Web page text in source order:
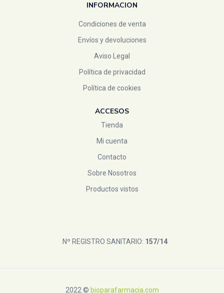
INFORMACION
Condiciones de venta
Envíos y devoluciones
Aviso Legal
Política de privacidad
Política de cookies
ACCESOS
Tienda
Mi cuenta
Contacto
Sobre Nosotros
Productos vistos
Nº REGISTRO SANITARIO: 157/14
2022 © bioparafarmacia.com